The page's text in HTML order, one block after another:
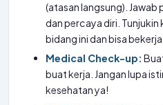
(atasan langsung).
dan percaya diri. Tunjukin
bidang ini dan bisa
Medical Check-up:
buat kerja. Jangan lupa
kesehatan ya!